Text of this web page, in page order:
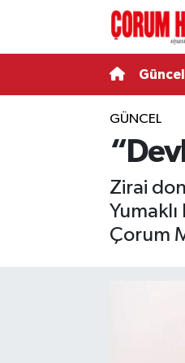
Güncel
GÜNCEL
Zirai
Çorum
Resmi İlanlar
Çorum Namaz
Trafik Durumu
Süper Lig Puan